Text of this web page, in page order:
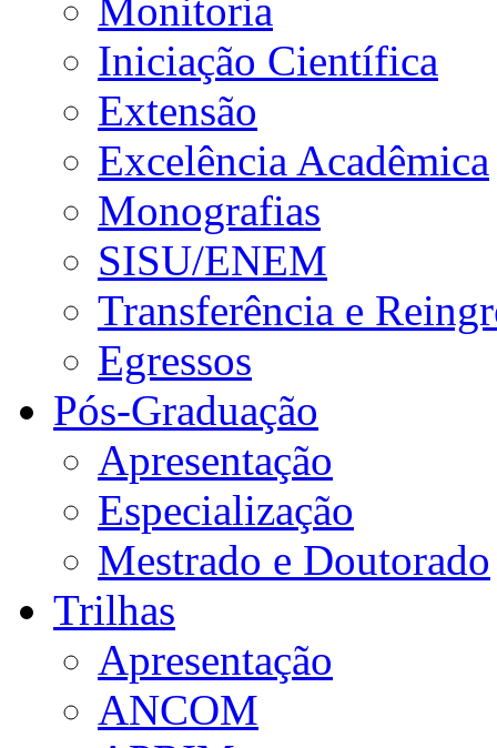
Monitoria
Iniciação Científica
Extensão
Excelência Acadêmica
Monografias
SISU/ENEM
Transferência e
Egressos
Pós-Graduação
Apresentação
Especialização
Mestrado e Doutorado
Trilhas
Apresentação
ANCOM